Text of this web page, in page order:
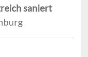
saniert